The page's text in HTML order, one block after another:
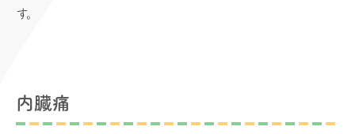
す。
内臓痛